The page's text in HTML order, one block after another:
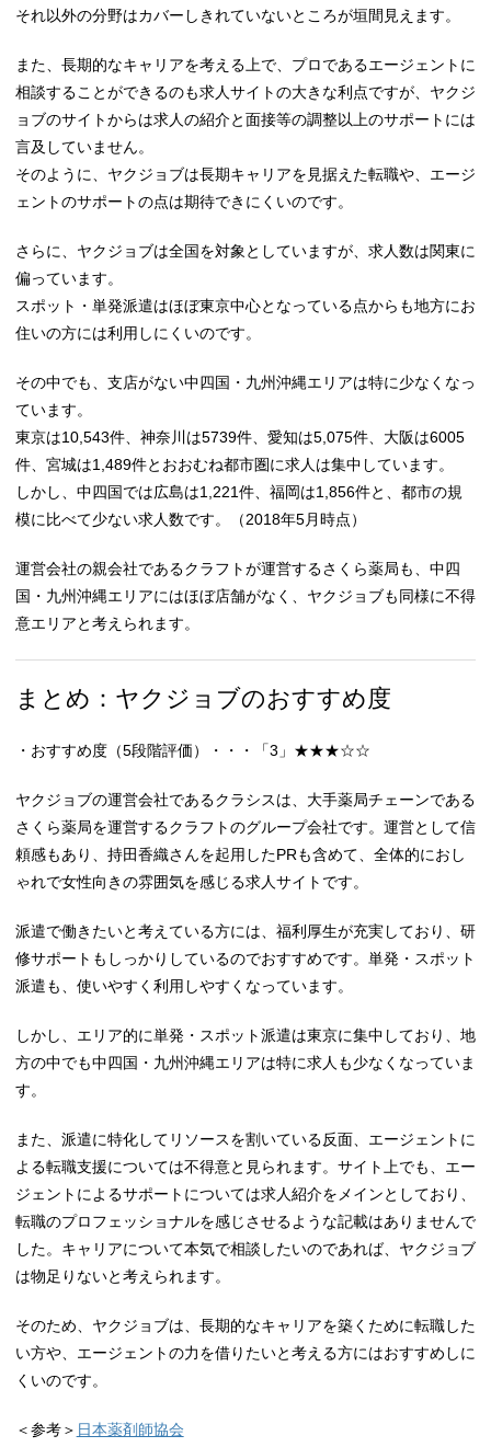
それ以外の分野はカバーしきれていないところが垣間見えます。
また、長期的なキャリアを考える上で、プロであるエージェントに
相談することができるのも求人サイトの大きな利点ですが、ヤクジ
ョブのサイトからは求人の紹介と面接等の調整以上のサポートには
言及していません。
そのように、ヤクジョブは長期キャリアを見据えた転職や、エージ
ェントのサポートの点は期待できにくいのです。
さらに、ヤクジョブは全国を対象としていますが、求人数は関東に
偏っています。
スポット・単発派遣はほぼ東京中心となっている点からも地方にお
住いの方には利用しにくいのです。
その中でも、支店がない中四国・九州沖縄エリアは特に少なくなっ
ています。
東京は10,543件、神奈川は5739件、愛知は5,075件、大阪は6005
件、宮城は1,489件とおおむね都市圏に求人は集中しています。
しかし、中四国では広島は1,221件、福岡は1,856件と、都市の規
模に比べて少ない求人数です。（2018年5月時点）
運営会社の親会社であるクラフトが運営するさくら薬局も、中四
国・九州沖縄エリアにはほぼ店舗がなく、ヤクジョブも同様に不得
意エリアと考えられます。
まとめ：ヤクジョブのおすすめ度
・おすすめ度（5段階評価）・・・「3」★★★☆☆
ヤクジョブの運営会社であるクラシスは、大手薬局チェーンである
さくら薬局を運営するクラフトのグループ会社です。運営として信
頼感もあり、持田香織さんを起用したPRも含めて、全体的におし
ゃれで女性向きの雰囲気を感じる求人サイトです。
派遣で働きたいと考えている方には、福利厚生が充実しており、研
修サポートもしっかりしているのでおすすめです。単発・スポット
派遣も、使いやすく利用しやすくなっています。
しかし、エリア的に単発・スポット派遣は東京に集中しており、地
方の中でも中四国・九州沖縄エリアは特に求人も少なくなっていま
す。
また、派遣に特化してリソースを割いている反面、エージェントに
よる転職支援については不得意と見られます。サイト上でも、エー
ジェントによるサポートについては求人紹介をメインとしており、
転職のプロフェッショナルを感じさせるような記載はありませんで
した。キャリアについて本気で相談したいのであれば、ヤクジョブ
は物足りないと考えられます。
そのため、ヤクジョブは、長期的なキャリアを築くために転職した
い方や、エージェントの力を借りたいと考える方にはおすすめしに
くいのです。
＜参考＞ 日本薬剤師協会